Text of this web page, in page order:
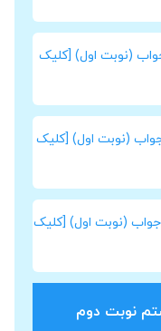
(نوبت اول) [کلیک
(نوبت اول) [کلیک
(نوبت اول) [کلیک
نوبت دوم